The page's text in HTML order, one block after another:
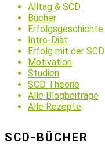
Alltag & SCD
Bücher
Erfolgsgeschichte
Intro-Diät
Erfolg mit der SCD
Motivation
Studien
SCD Theorie
Alle Blogbeiträge
Alle Rezepte
SCD-BÜCHER